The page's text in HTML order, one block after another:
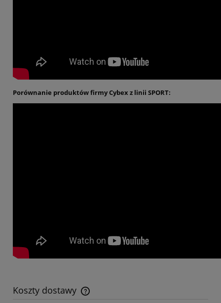
Porównanie produktów firmy Cybex z linii SPORT:
Koszty dostawy
Cena nie zawiera ewentualnych kosztów płatności